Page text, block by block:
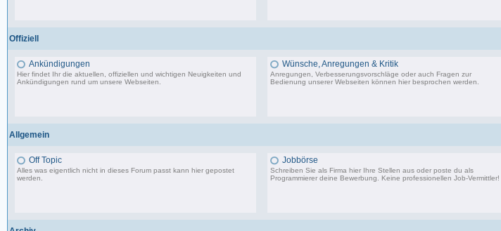
Offiziell
Ankündigungen
Hier findet Ihr die aktuellen, offiziellen und wichtigen Neuigkeiten und
Ankündigungen rund um unsere Webseiten.
Wünsche, Anregungen & Kritik
Anregungen, Verbesserungsvorschläge oder auch Fragen zur
Bedienung unserer Webseiten können hier besprochen werden.
Allgemein
Off Topic
Alles was eigentlich nicht in dieses Forum passt kann hier gepostet
werden.
Jobbörse
Schreiben Sie als Firma hier Ihre Stellen aus oder poste du als
Programmierer deine Bewerbung. Keine professionellen Job-Vermittler!